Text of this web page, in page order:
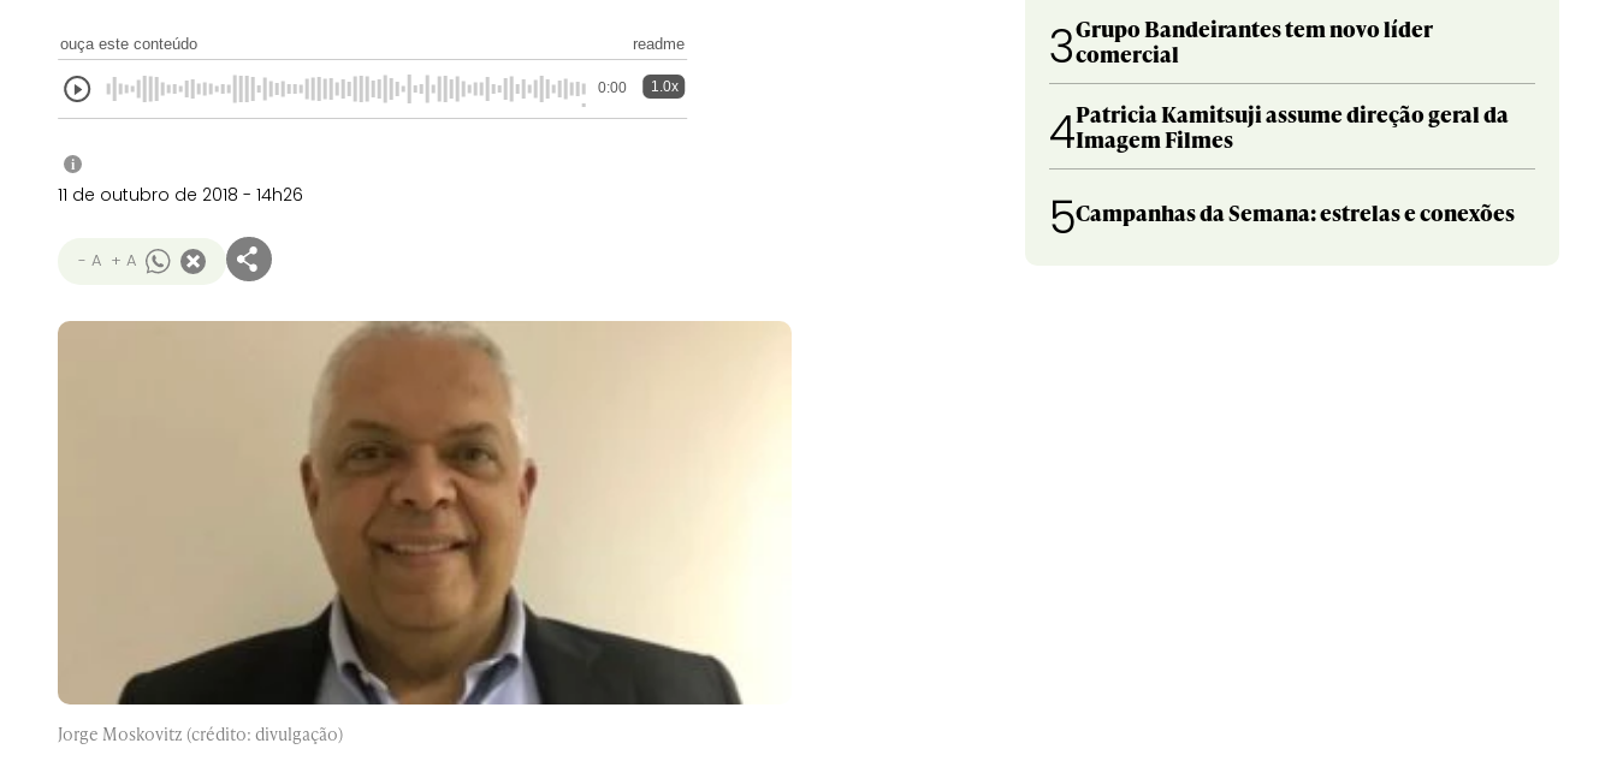
ouça este conteúdo readme
0:00 1.0x
i
11 de outubro de 2018 - 14h26
- A + A
Jorge Moskovitz (crédito: divulgação)
3Grupo Bandeirantes tem novo líder
comercial
4Patricia Kamitsuji assume direção geral da
Imagem Filmes
5Campanhas da Semana: estrelas e conexões